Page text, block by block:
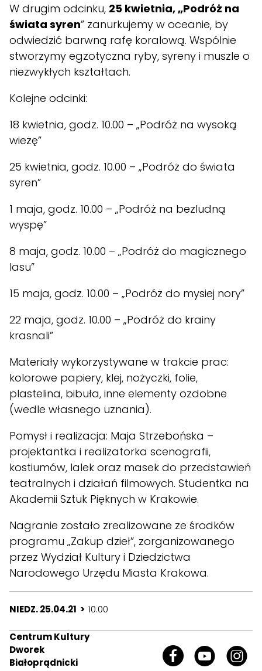
W drugim odcinku, 25 kwietnia, „Podróż na
świata syren” zanurkujemy w oceanie, by
odwiedzić barwną rafę koralową. Wspólnie
stworzymy egzotyczna ryby, syreny i muszle o
niezwykłych kształtach.
Kolejne odcinki:
18 kwietnia, godz. 10.00 – „Podróż na wysoką
wieżę”
25 kwietnia, godz. 10.00 – „Podróż do świata
syren”
1 maja, godz. 10.00 – „Podróż na bezludną
wyspę”
8 maja, godz. 10.00 – „Podróż do magicznego
lasu”
15 maja, godz. 10.00 – „Podróż do mysiej nory”
22 maja, godz. 10.00 – „Podróż do krainy
krasnali”
Materiały wykorzystywane w trakcie prac:
kolorowe papiery, klej, nożyczki, folie,
plastelina, bibuła, inne elementy ozdobne
(wedle własnego uznania).
Pomysł i realizacja: Maja Strzebońska –
projektantka i realizatorka scenografii,
kostiumów, lalek oraz masek do przedstawień
teatralnych i działań filmowych. Studentka na
Akademii Sztuk Pięknych w Krakowie.
Nagranie zostało zrealizowane ze środków
programu „Zakup dzieł”, zorganizowanego
przez Wydział Kultury i Dziedzictwa
Narodowego Urzędu Miasta Krakowa.
NIEDZ. 25.04.21 > 10:00
Centrum Kultury
Dworek
Białoprądnicki